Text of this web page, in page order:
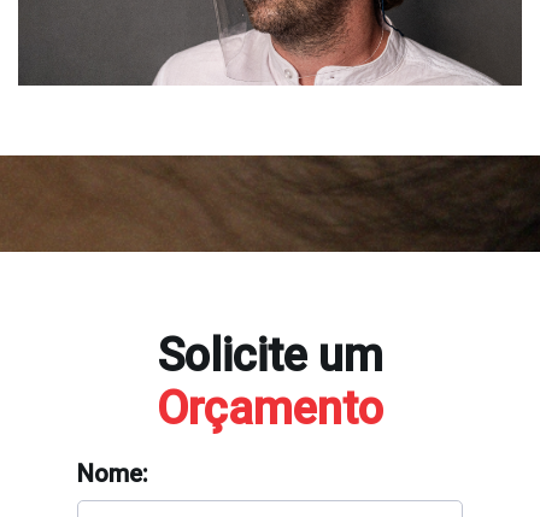
Solicite um
Orçamento
Nome: